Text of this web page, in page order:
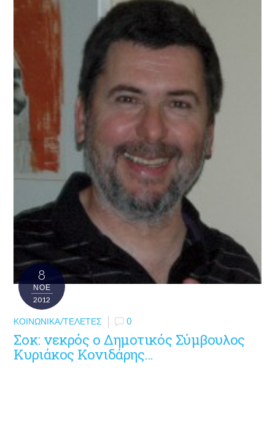
8
ΝΟΈ
2012
ΚΟΙΝΩΝΙΚΆ/ΤΕΛΕΤΈΣ 0
Σοκ: νεκρός ο Δημοτικός Σύμβουλος
Κυριάκος Κονιδάρης…